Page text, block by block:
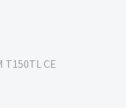
CE